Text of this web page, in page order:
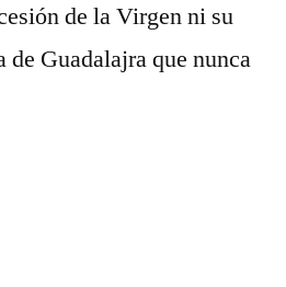
de la Virgen ni su
de Guadalajra que nunca